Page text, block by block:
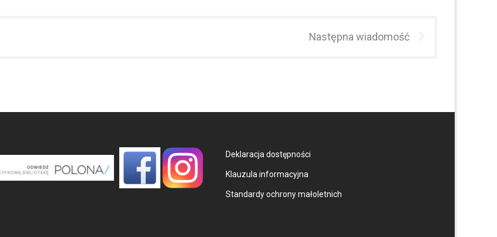
Następna wiadomość
Deklaracja dostępności
Klauzula informacyjna
Standardy ochrony małoletnich